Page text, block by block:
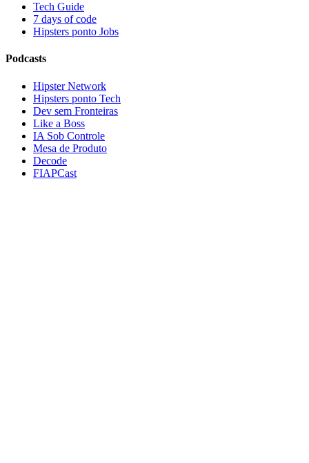
Tech Guide
7 days of code
Hipsters ponto Jobs
Podcasts
Hipster Network
Hipsters ponto Tech
Dev sem Fronteiras
Like a Boss
IA Sob Controle
Mesa de Produto
Decode
FIAPCast